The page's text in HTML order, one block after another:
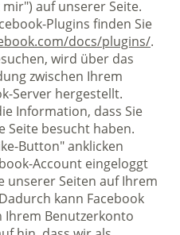
auf unserer Seite.
Plugins finden Sie
docs/plugins/.
wird über das
zwischen Ihrem
Server hergestellt.
Information, dass Sie
Seite besucht haben.
Button" anklicken
Account eingeloggt
unserer Seiten auf Ihrem
kann Facebook
Ihrem Benutzerkonto